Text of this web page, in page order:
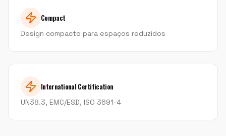
Compact
Design compacto para espaços reduzidos
International Certification
UN38.3, EMC/ESD, ISO 3691-4